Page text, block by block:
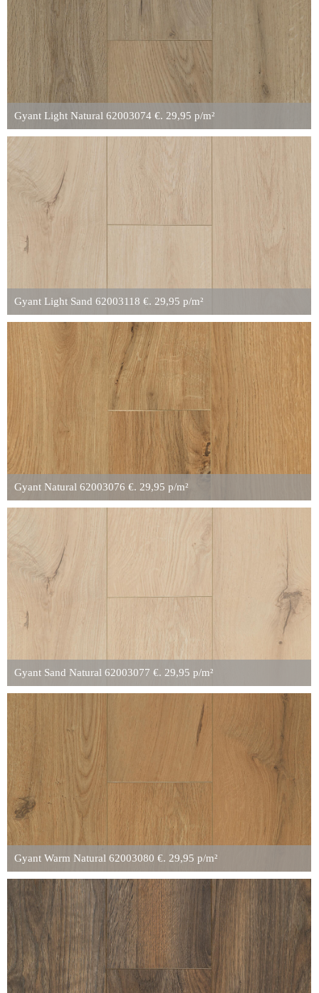
Gyant Light Natural 62003074 €. 29,95 p/m²
Gyant Light Sand 62003118 €. 29,95 p/m²
Gyant Natural 62003076 €. 29,95 p/m²
Gyant Sand Natural 62003077 €. 29,95 p/m²
Gyant Warm Natural 62003080 €. 29,95 p/m²